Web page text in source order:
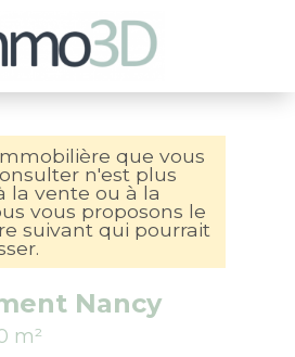
que vous
n'est plus
la vente ou à la
vous proposons le
suivant qui pourrait
Nancy
m²